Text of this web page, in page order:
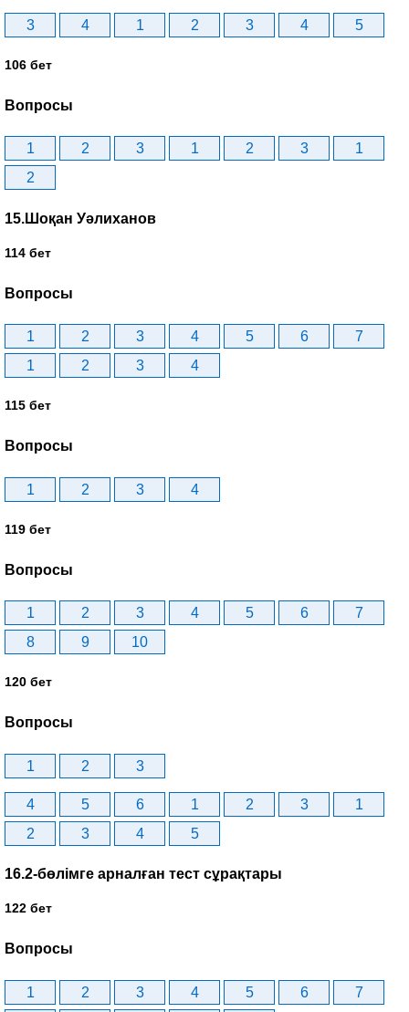
3 4 1 2 3 4 5
106 бет
Вопросы
1 2 3 1 2 3
1
2
15.Шоқан Уәлиханов
114 бет
Вопросы
1 2 3 4 5 6
7
1
2 3 4
115 бет
Вопросы
1 2 3 4
119 бет
Вопросы
1 2 3 4 5 6
7
8
9 10
120 бет
Вопросы
1 2 3
4 5 6 1 2 3
1
2
3 4 5
16.2-бөлімге арналған тест сұрақтары
122 бет
Вопросы
1 2 3 4 5 6
7